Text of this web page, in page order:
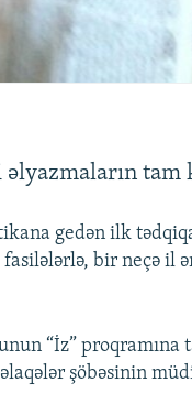
tam
gedən ilk
fasilələrlə, bir neçə il
“İz”
şöbəsinin